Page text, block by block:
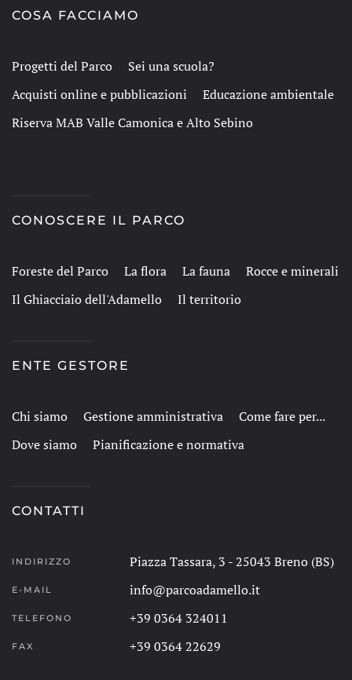
COSA FACCIAMO
Progetti del Parco
Sei una scuola?
Acquisti online e pubblicazioni
Educazione ambientale
Riserva MAB Valle Camonica e Alto Sebino
CONOSCERE IL PARCO
Foreste del Parco La flora La fauna
Rocce e minerali
Il Ghiacciaio dell'Adamello
Il territorio
ENTE GESTORE
Chi siamo Gestione amministrativa
Come fare per...
Dove siamo
Pianificazione e normativa
CONTATTI
INDIRIZZO Piazza Tassara, 3 - 25043 Breno (BS)
E-MAIL info@parcoadamello.it
TELEFONO +39 0364 324011
FAX +39 0364 22629